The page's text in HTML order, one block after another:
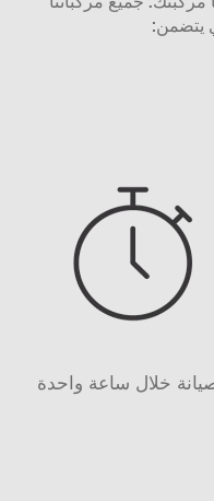
يتضمن:
خلال ساعة واحدة